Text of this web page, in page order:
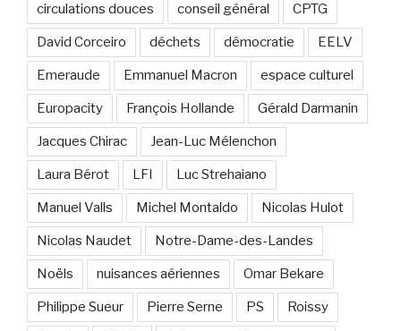
circulations douces conseil général CPTG
David Corceiro déchets démocratie EELV
Emeraude Emmanuel Macron espace culturel
Europacity François Hollande Gérald Darmanin
Jacques Chirac Jean-Luc Mélenchon
Laura Bérot LFI Luc Strehaiano
Manuel Valls Michel Montaldo Nicolas Hulot
Nicolas Naudet Notre-Dame-des-Landes
Noëls nuisances aériennes Omar Bekare
Philippe Sueur Pierre Serne PS Roissy